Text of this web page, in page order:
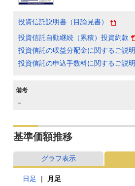
投資信託説明書（目論見書）
投資信託自動継続（累積）投資約款
投資信託の収益分配金に関するご説明
投資信託の申込手数料に関するご説明
備考
－
基準価額推移
グラフ表示
日足 | 月足